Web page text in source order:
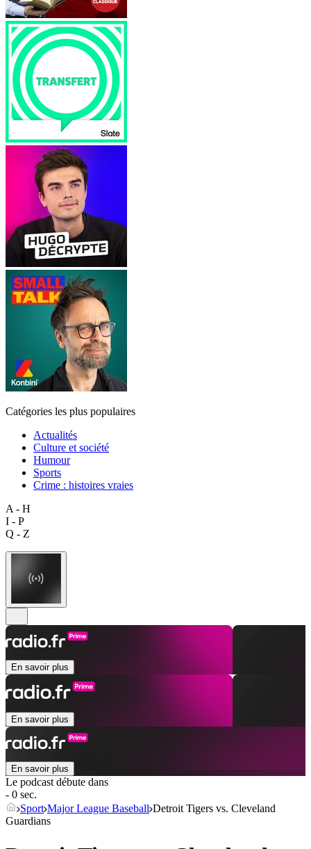
Catégories les plus populaires
Actualités
Culture et société
Humour
Sports
Crime : histoires vraies
A - H
I - P
Q - Z
En savoir plus
En savoir plus
En savoir plus
Le podcast débute dans
- 0 sec.
Sport Major League Baseball Detroit Tigers vs. Cleveland
Guardians